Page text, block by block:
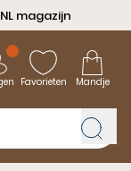
magazijn
Favorieten Mandje